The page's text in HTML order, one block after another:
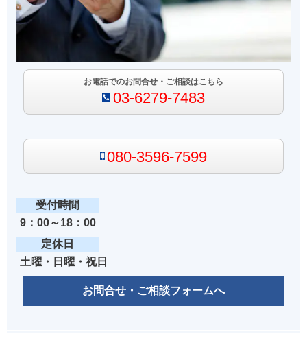
お電話でのお問合せ・ご相談はこちら
03-6279-7483
080-3596-7599
受付時間
9：00～18：00
定休日
土曜・日曜・祝日
お問合せ・ご相談フォームへ